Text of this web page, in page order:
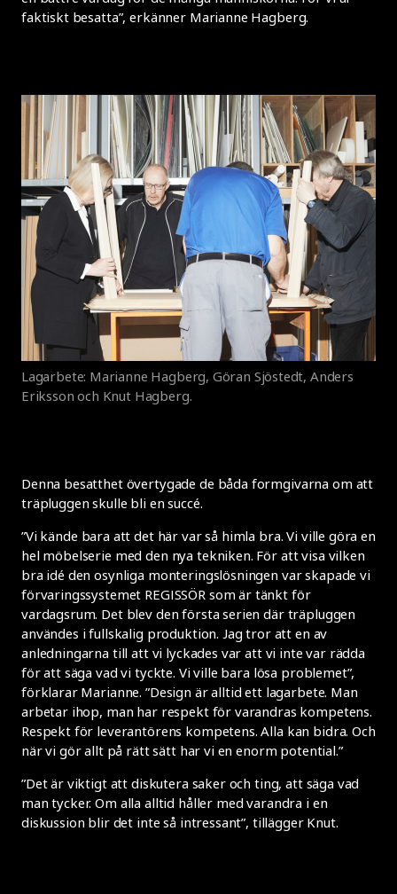
faktiskt besatta”, erkänner Marianne Hagberg.
Lagarbete: Marianne Hagberg, Göran Sjöstedt, Anders
Eriksson och Knut Hagberg.
Denna besatthet övertygade de båda formgivarna om att
träpluggen skulle bli en succé.
”Vi kände bara att det här var så himla bra. Vi ville göra en
hel möbelserie med den nya tekniken. För att visa vilken
bra idé den osynliga monteringslösningen var skapade vi
förvaringssystemet REGISSÖR som är tänkt för
vardagsrum. Det blev den första serien där träpluggen
användes i fullskalig produktion. Jag tror att en av
anledningarna till att vi lyckades var att vi inte var rädda
för att säga vad vi tyckte. Vi ville bara lösa problemet”,
förklarar Marianne. ”Design är alltid ett lagarbete. Man
arbetar ihop, man har respekt för varandras kompetens.
Respekt för leverantörens kompetens. Alla kan bidra. Och
när vi gör allt på rätt sätt har vi en enorm potential.”
”Det är viktigt att diskutera saker och ting, att säga vad
man tycker. Om alla alltid håller med varandra i en
diskussion blir det inte så intressant”, tillägger Knut.